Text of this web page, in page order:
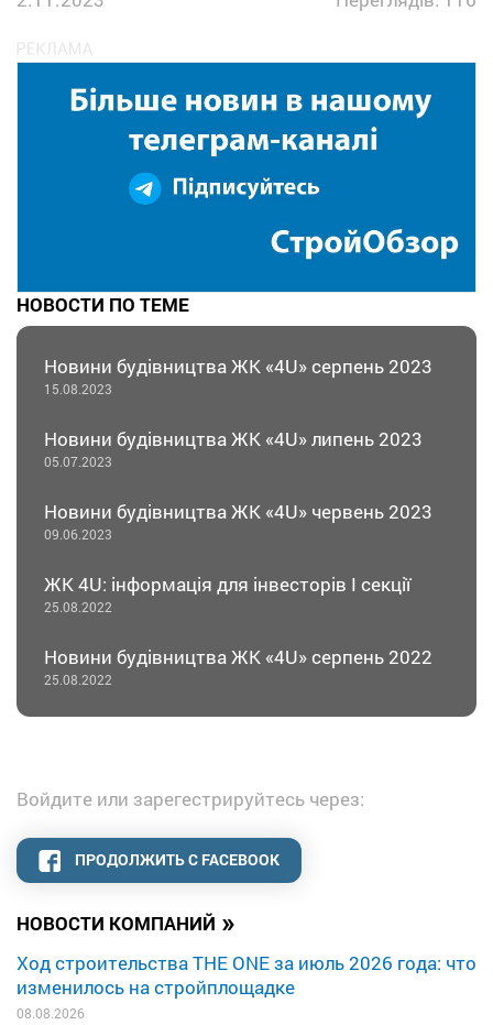
НОВОСТИ КОМПАНИЙ »
Ход строительства THE ONE за июль 2026 года: что
изменилось на стройплощадке
08.08.2026
НОВОСТИ ПО ТЕМЕ
Новини будівництва ЖК «4U» серпень 2023
15.08.2023
Новини будівництва ЖК «4U» липень 2023
05.07.2023
Новини будівництва ЖК «4U» червень 2023
09.06.2023
ЖК 4U: інформація для інвесторів І секції
25.08.2022
Новини будівництва ЖК «4U» серпень 2022
25.08.2022
Войдите или зарегестрируйтесь через:
ПРОДОЛЖИТЬ С FACEBOOK